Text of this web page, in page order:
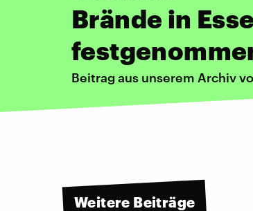
Brände in
Beitrag aus unserem Archiv
Weitere Beiträge